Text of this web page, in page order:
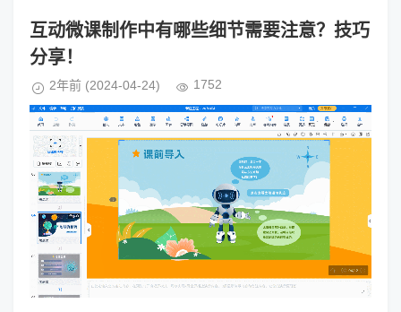
互动微课制作中有哪些细节需要注意？技巧
分享！
2年前 (2024-04-24) 1752